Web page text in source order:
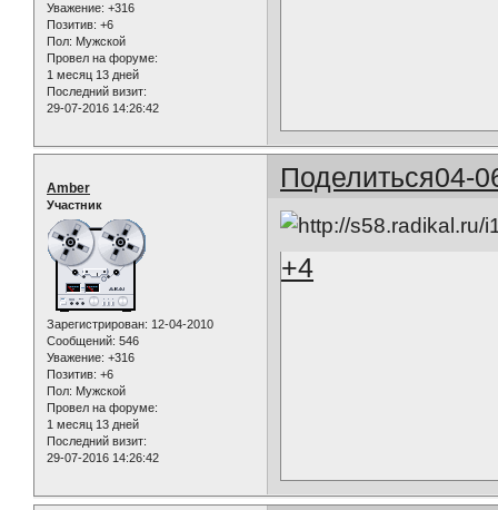
Уважение: +316
Позитив: +6
Пол: Мужской
Провел на форуме:
1 месяц 13 дней
Последний визит:
29-07-2016 14:26:42
Поделиться04-
Amber
Участник
Зарегистрирован: 12-04-2010
Сообщений: 546
Уважение: +316
Позитив: +6
Пол: Мужской
Провел на форуме:
1 месяц 13 дней
Последний визит:
29-07-2016 14:26:42
+4